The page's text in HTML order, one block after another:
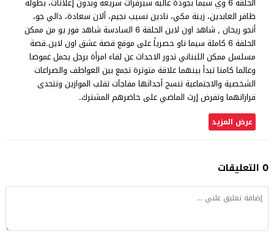
ظافر العابدين، زينة مكي، نادين نسيب نجيم، ألان سعادة، دالي جو،
أنجو ريحان , شاهد اون لاين الحلقة 6 السادسة شاهد فور يو من ممكن
الحلقة 6 كاملة سيما ناو حصرياً على موقع قصة عشق اون لاين.قصة
مسلسل ممكن اللبناني تدور الاحداث عن لقاء امرأة برجل يحمل غموضا
وعالما كامنا تبدأ بينهما علاقة متوترة تجمع بين العواطف والصراعات
الشخصية والاجتماعية تنسج أحداثها مفاجآت تقلب الموازين وتتحدى
قراراتهما وتفرض إرث الماضي على حاضرهم المشترك.
عرض المزيد
0 التعليقات